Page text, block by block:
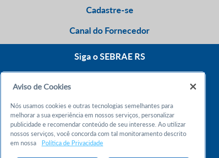
Cadastre-se
Canal do Fornecedor
Siga o SEBRAE RS
Atendimento 24h
Chame no WhatsApp
Aviso de Cookies
Nós usamos cookies e outras tecnologias semelhantes para
melhorar a sua experiência em nossos serviços, personalizar
publicidade e recomendar conteúdo de seu interesse. Ao utilizar
nossos serviços, você concorda com tal monitoramento descrito
em nossa
Política de Privacidade